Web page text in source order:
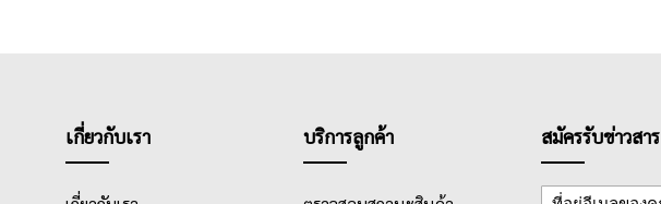
เกี่ยวกับเรา บริการลูกค้า สมัครรับข่าวสาร